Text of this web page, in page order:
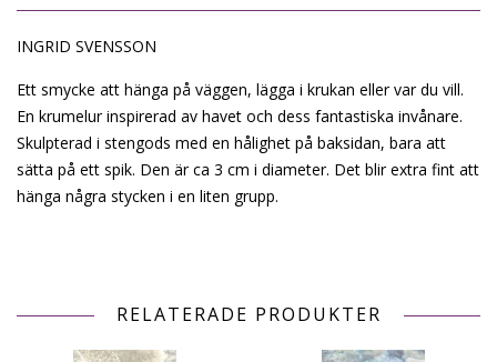
INGRID SVENSSON
Ett smycke att hänga på väggen, lägga i krukan eller var du vill.
En krumelur inspirerad av havet och dess fantastiska invånare.
Skulpterad i stengods med en hålighet på baksidan, bara att
sätta på ett spik. Den är ca 3 cm i diameter. Det blir extra fint att
hänga några stycken i en liten grupp.
RELATERADE PRODUKTER